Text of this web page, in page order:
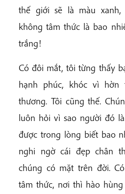
thế giới sẽ là màu
không tâm thức là bao
trắng!
Có đôi mắt, tôi từng thấy
hạnh phúc, khóc vì
thương. Tôi cũng thế.
luôn hỏi vì sao người đó
được trong lòng biết bao
nghi ngờ cái đẹp chân
chúng có mặt trên đời.
tâm thức, nơi thì hào